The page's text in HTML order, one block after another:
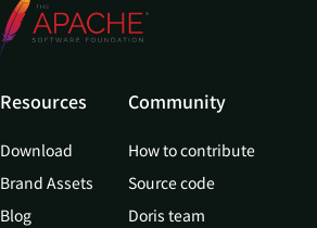
Resources
Download
Brand Assets
Blog
Community
How to contribute
Source code
Doris team